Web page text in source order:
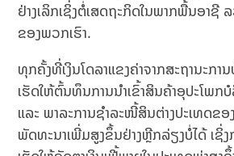
ຢ່າງເລິກເຊິ່ງຕໍ່ເສດຖະກິດໃນພາກພື້ນອາຊີ
ຂອງພວກເຮົາ.
ທຸກຄັ້ງທີ່ເງິນໂດລາແຂງຄ່າຈາກສະຖານະກ
ເຮັດໃຫ້ຕົ້ນທຶນການນຳເຂົ້າສິນຄ້າອຸປະໂພກ
ແລະ ພາລະການຊຳລະໜີ້ສິນຕ່າງປະເທດຂອ
ພັດທະນາເພີ່ມສູງຂຶ້ນຢ່າງຫຼີກລ່ຽງບໍ່ໄດ້ ເຊິ່